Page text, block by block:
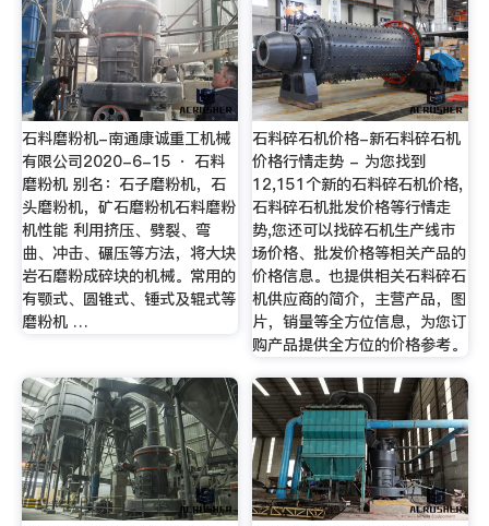
石料磨粉机-南通康诚重工机械
有限公司2020-6-15 · 石料
磨粉机 别名：石子磨粉机，石
头磨粉机，矿石磨粉机石料磨粉
机性能 利用挤压、劈裂、弯
曲、冲击、碾压等方法，将大块
岩石磨粉成碎块的机械。常用的
有颚式、圆锥式、锤式及辊式等
磨粉机 …
石料碎石机价格-新石料碎石机
价格行情走势 - 为您找到
12,151个新的石料碎石机价格,
石料碎石机批发价格等行情走
势,您还可以找碎石机生产线市
场价格、批发价格等相关产品的
价格信息。也提供相关石料碎石
机供应商的简介，主营产品，图
片，销量等全方位信息，为您订
购产品提供全方位的价格参考。